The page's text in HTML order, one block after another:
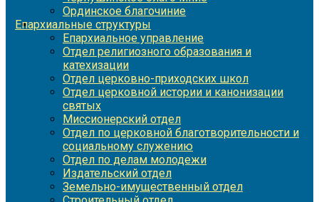
Ординское благочиние
Епархиальные структуры
Епархиальное управление
Отдел религиозного образования и
катехизации
Отдел церковно-приходских школ
Отдел церковной истории и канонизации
святых
Миссионерский отдел
Отдел по церковной благотворительности и
социальному служению
Отдел по делам молодежи
Издательский отдел
Земельно-имущественный отдел